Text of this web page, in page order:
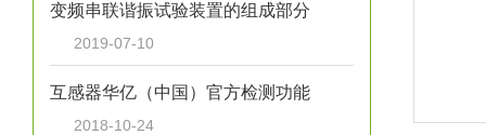
变频串联谐振试验装置的组成部分
2019-07-10
互感器华亿（中国）官方检测功能
2018-10-24